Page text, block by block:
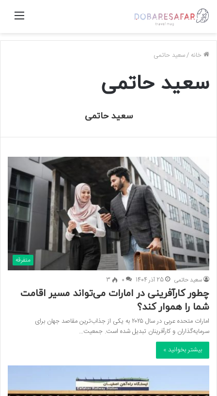
منو
خانه /سعید حاتمی
سعید حاتمی
سعید حاتمی
متفرقه
سعید حاتمی 25 آذر 1404 0
3
چطور کارآفرینی در امارات می‌تواند مسیر اقامت
شما را هموار کند؟
امارات متحده عربی در سال ۲۰۲۵ به یکی از جذاب‌ترین مقاصد جهان برای
سرمایه‌گذاران و کارآفرینان تبدیل شده است. جمعیت…
بیشتر بخوانید »